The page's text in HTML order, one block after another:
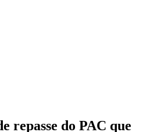
repasse do PAC que